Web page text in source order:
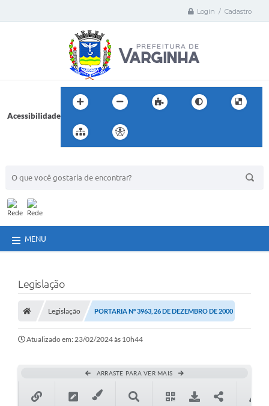
Login / Cadastro
Acessibilidade
MENU
Legislação
Legislação PORTARIA Nº 3963, 26 DE DEZEMBRO DE 2000
Atualizado em: 23/02/2024 às 10h44
ARRASTE PARA VER MAIS